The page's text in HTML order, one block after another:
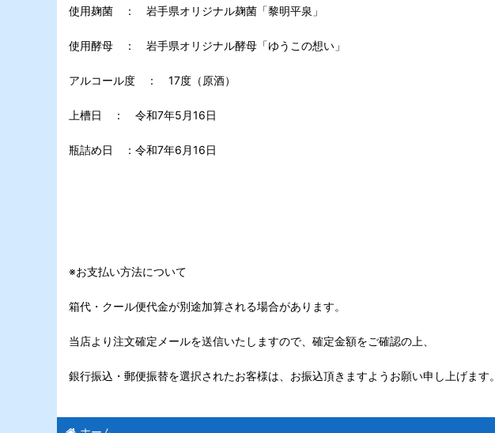
使用麹菌 ： 岩手県オリジナル麹菌「黎明平泉」
使用酵母 ： 岩手県オリジナル酵母「ゆうこの想い」
アルコール度 ： 17度（原酒）
上槽日 ： 令和7年5月16日
瓶詰め日 ：令和7年6月16日
※お支払い方法について
箱代・クール便代金が別途加算される場合があります。
当店より注文確定メールを送信いたしますので、確定金額をご確認の上、
銀行振込・郵便振替を選択されたお客様は、お振込頂きますようお願い申し上げます。